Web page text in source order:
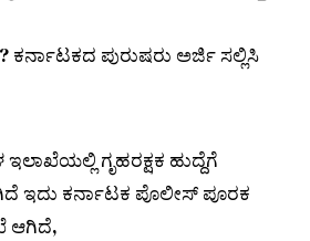
? ಕರ್ನಾಟಕದ ಪುರುಷರು ಅರ್ಜಿ ಸಲ್ಲಿಸಿ
ಇಲಾಖೆಯಲ್ಲಿ ಗೃಹರಕ್ಷಕ ಹುದ್ದೆಗೆ
ಇದು ಕರ್ನಾಟಕ ಪೊಲೀಸ್ ಪೂರಕ
ಆಗಿದೆ,